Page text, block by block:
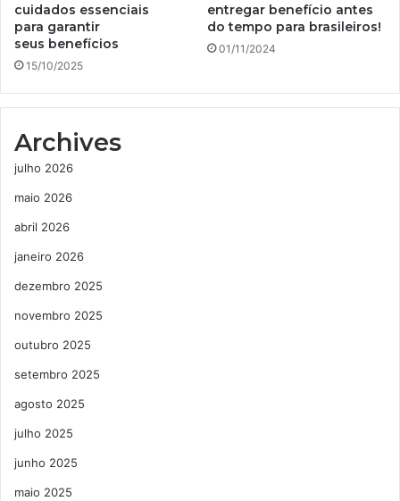
cuidados essenciais
para garantir
seus benefícios
15/10/2025
entregar benefício antes
do tempo para brasileiros!
01/11/2024
Archives
julho 2026
maio 2026
abril 2026
janeiro 2026
dezembro 2025
novembro 2025
outubro 2025
setembro 2025
agosto 2025
julho 2025
junho 2025
maio 2025